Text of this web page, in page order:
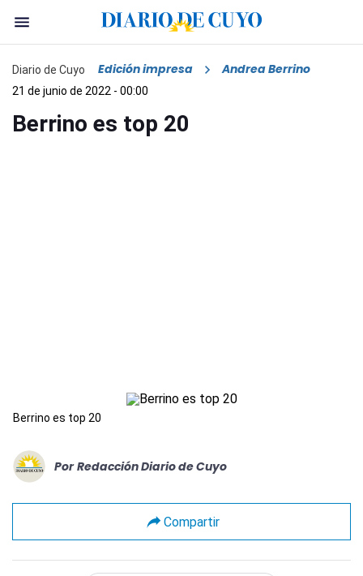
Diario de Cuyo Edición impresa Andrea Berrino
21 de junio de 2022 - 00:00
Berrino es top 20
Berrino es top 20
Por Redacción Diario de Cuyo
Compartir